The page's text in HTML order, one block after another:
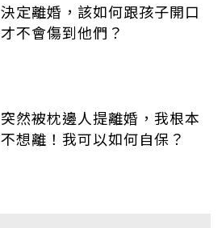
決定離婚，該如何跟孩子開口
才不會傷到他們？
突然被枕邊人提離婚，我根本
不想離！我可以如何自保？